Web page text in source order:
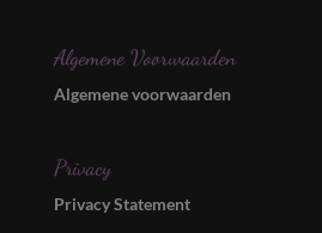
Algemene Voorwaarden
Algemene voorwaarden
Privacy
Privacy Statement